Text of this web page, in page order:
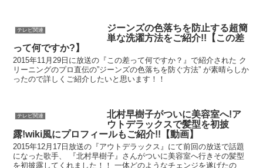
テレビ関連
ジーンズの色落ちを防止する超簡
単な洗濯方法をご紹介!!【この差
って何ですか?】
2015年11月29日に放送の『この差って何ですか？』で紹介された ク
リーニングのプロ直伝の”ジーンズの色落ちを防ぐ方法” が素晴らしか
ったので詳しくご紹介したいと思います！！
テレビ関連
北村早樹子がついに美容室へ!ア
ウトデラックスで髪型を初披
露!wiki風にプロフィールもご紹介!!【動画】
2015年12月17日放送の『アウトデラックス』にて前回の放送で話題
になった歌手、 『北村早樹子』さんがついに美容室へ行きその髪型
を初披露してくれました！！ 一体どのようなチェンジを遂げたの